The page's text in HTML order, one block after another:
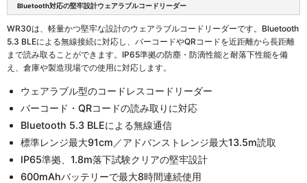
Bluetooth対応の堅牢設計ウェアラブルコードリーダー
WR30は、軽量かつ堅牢な設計のウェアラブルコードリーダーです。Bluetooth
5.3 BLEによる無線接続に対応し、バーコードやQRコードを近距離から長距離
まで読み取ることができます。IP65準拠の防塵・防滴性能と耐落下性能を備
え、倉庫や製造現場での使用に対応します。
ウェアラブル型のコードレスコードリーダー
バーコード・QRコードの読み取りに対応
Bluetooth 5.3 BLEによる無線通信
標準レンジ最大91cm／アドバンストレンジ最大13.5m読取
IP65準拠、1.8m落下試験クリアの堅牢設計
600mAhバッテリーで最大8時間連続使用